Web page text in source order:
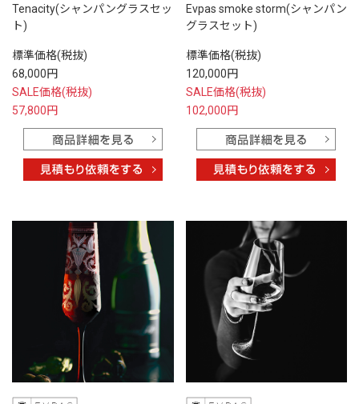
Tenacity(シャンパングラスセッ
ト)
標準価格(税抜)
68,000円
SALE価格(税抜)
57,800円
Evpas smoke storm(シャンパン
グラスセット)
標準価格(税抜)
120,000円
SALE価格(税抜)
102,000円